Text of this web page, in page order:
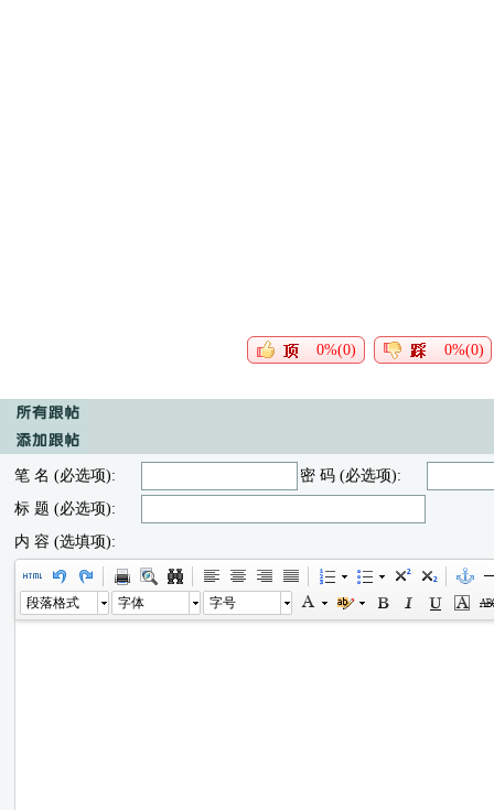
0%(0) 0%(0)
笔 名 (必选项):
密 码 (必选项):
标 题 (必选项):
内 容 (选填项):
段落格式 字体 字号